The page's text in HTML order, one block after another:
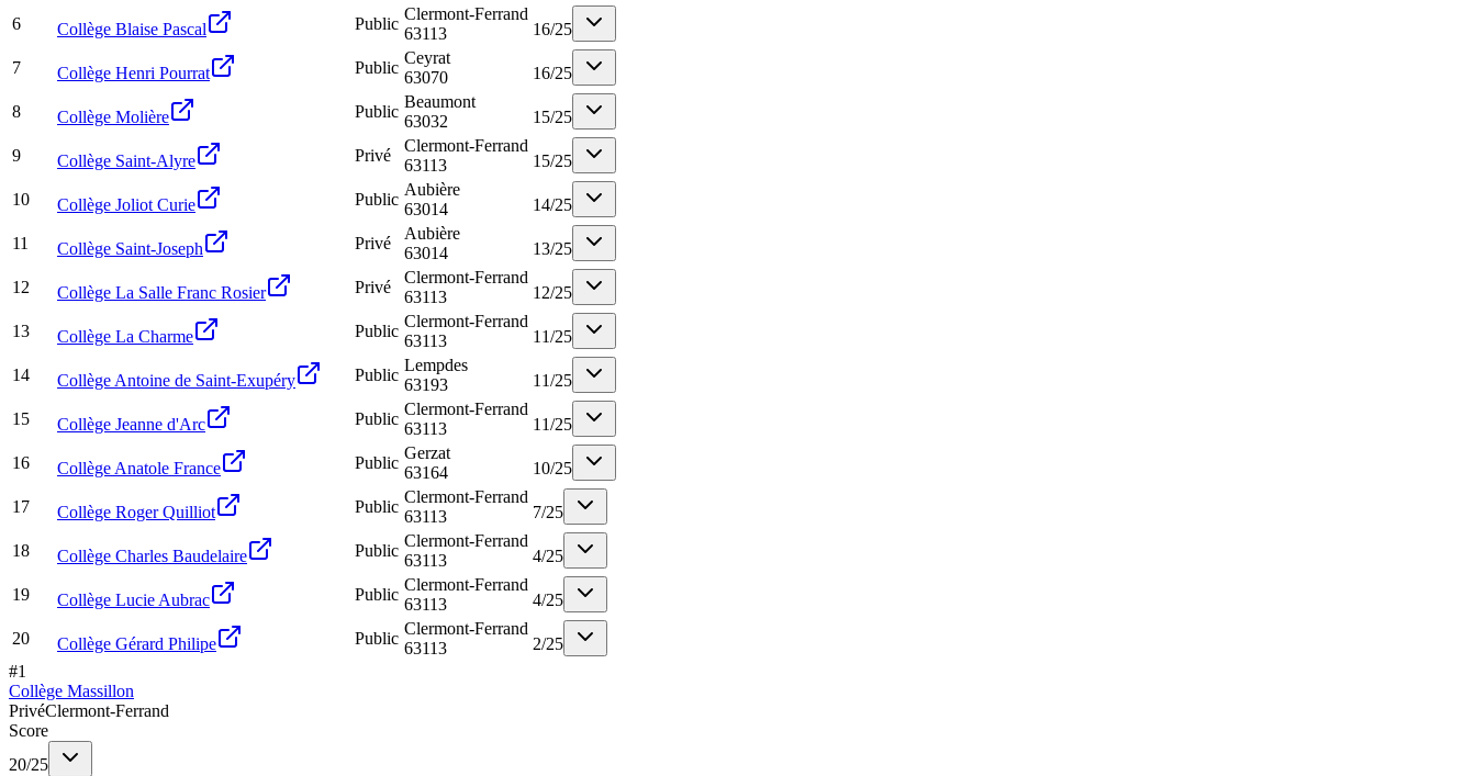
6 Collège Blaise Pascal Public
Clermont-Ferrand
63113
16/25
7 Collège Henri Pourrat Public
Ceyrat
63070
16/25
8 Collège Molière Public
Beaumont
63032
15/25
9 Collège Saint-Alyre Privé
Clermont-Ferrand
63113
15/25
10 Collège Joliot Curie Public
Aubière
63014
14/25
11 Collège Saint-Joseph Privé
Aubière
63014
13/25
12 Collège La Salle Franc Rosier Privé
Clermont-Ferrand
63113
12/25
13 Collège La Charme Public
Clermont-Ferrand
63113
11/25
14 Collège Antoine de Saint-Exupéry Public
Lempdes
63193
11/25
15 Collège Jeanne d'Arc Public
Clermont-Ferrand
63113
11/25
16 Collège Anatole France Public
Gerzat
63164
10/25
17 Collège Roger Quilliot Public
Clermont-Ferrand
63113
7/25
18 Collège Charles Baudelaire Public
Clermont-Ferrand
63113
4/25
19 Collège Lucie Aubrac Public
Clermont-Ferrand
63113
4/25
20 Collège Gérard Philipe Public
Clermont-Ferrand
63113
2/25
#1
Collège Massillon
PrivéClermont-Ferrand
Score
20/25